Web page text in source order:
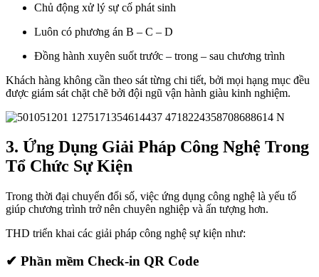
Chủ động xử lý sự cố phát sinh
Luôn có phương án B – C – D
Đồng hành xuyên suốt trước – trong – sau chương trình
Khách hàng không cần theo sát từng chi tiết, bởi mọi hạng mục đều
được giám sát chặt chẽ bởi đội ngũ vận hành giàu kinh nghiệm.
3. Ứng Dụng Giải Pháp Công Nghệ Trong
Tổ Chức Sự Kiện
Trong thời đại chuyển đổi số, việc ứng dụng công nghệ là yếu tố
giúp chương trình trở nên chuyên nghiệp và ấn tượng hơn.
THD triển khai các giải pháp công nghệ sự kiện như:
✔ Phần mềm Check-in QR Code